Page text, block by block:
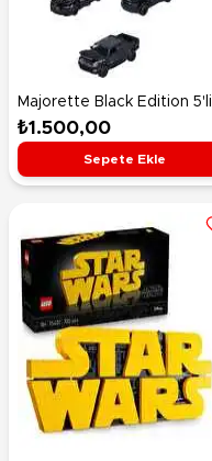
Majorette Black Edition 5'li
Araç Seti
₺1.500,00
Sepete Ekle